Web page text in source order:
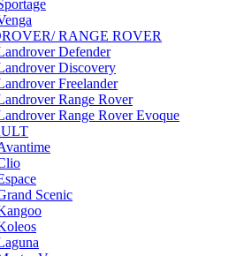
RANGE ROVER
Defender
Discovery
Freelander
Range Rover
Range Rover Evoque
Scenic